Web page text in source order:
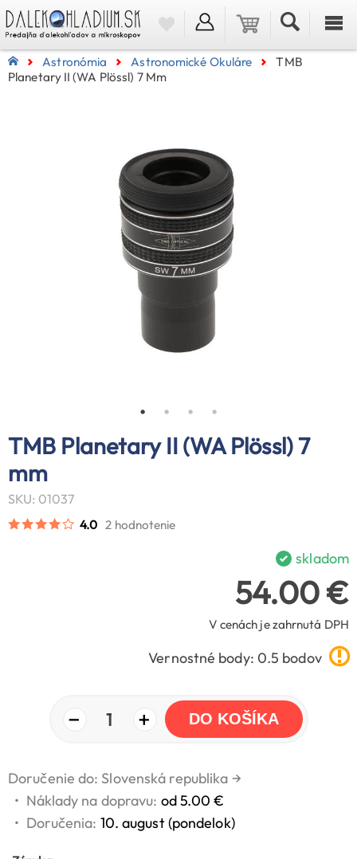
Astronómia Astronomické Okuláre
TMB
Planetary II (WA Plössl) 7 Mm
TMB Planetary II (WA Plössl) 7
mm
SKU: 01037
4.0 2 hodnotenie
skladom
54.00 €
V cenách je zahrnutá DPH
Vernostné body: 0.5 bodov
− 1 + DO KOŠÍKA
Doručenie do: Slovenská republika →
• Náklady na dopravu: od 5.00 €
• Doručenia: 10. august (pondelok)